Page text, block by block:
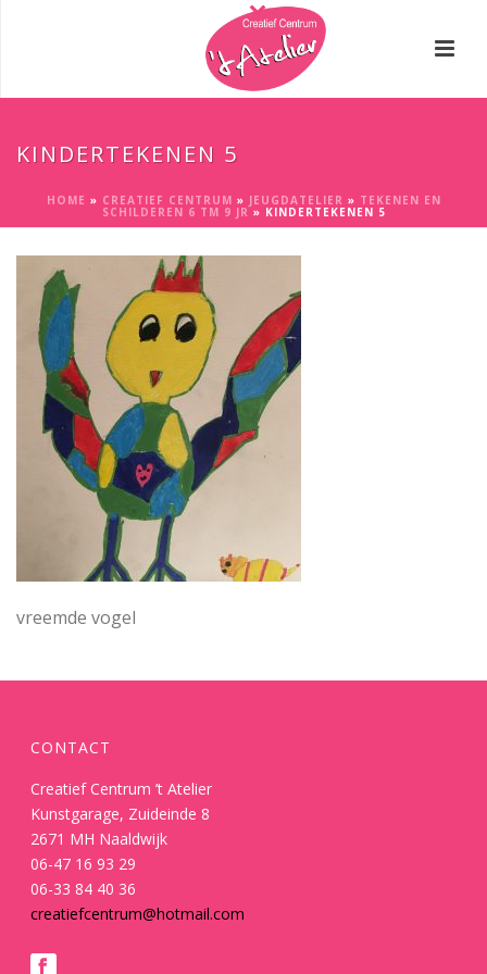
KINDERTEKENEN 5
HOME » CREATIEF CENTRUM » JEUGDATELIER » TEKENEN EN
SCHILDEREN 6 TM 9 JR » KINDERTEKENEN 5
vreemde vogel
CONTACT
Creatief Centrum ’t Atelier
Kunstgarage, Zuideinde 8
2671 MH Naaldwijk
06-47 16 93 29
06-33 84 40 36
creatiefcentrum@hotmail.com